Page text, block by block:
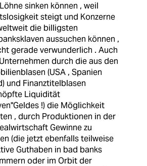
sinken können , weil
steigt und Konzerne
die billigsten
aussuchen können ,
gerade verwunderlich . Auch
durch die aus den
(USA , Spanien
und Finanztitelblasen
Liquidität
!) die Möglichkeit
, durch Produktionen in der
Gewinne zu
(die jetzt ebenfalls teilweise
Guthaben in bad banks
oder im Orbit der